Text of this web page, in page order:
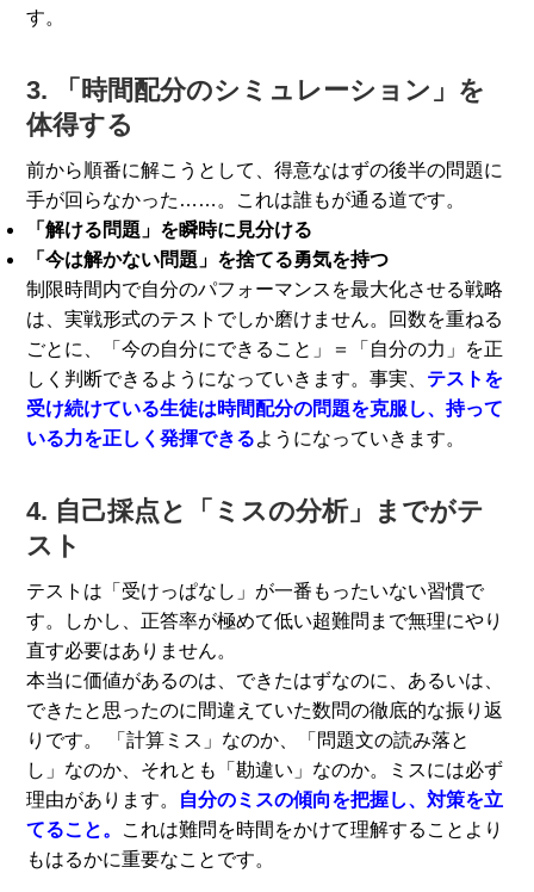
す。
3. 「時間配分のシミュレーション」を
体得する
前から順番に解こうとして、得意なはずの後半の問題に
手が回らなかった……。これは誰もが通る道です。
「解ける問題」を瞬時に見分ける
「今は解かない問題」を捨てる勇気を持つ
制限時間内で自分のパフォーマンスを最大化させる戦略
は、実戦形式のテストでしか磨けません。回数を重ねる
ごとに、「今の自分にできること」＝「自分の力」を正
しく判断できるようになっていきます。事実、 テストを
受け続けている生徒は時間配分の問題を克服し、持って
いる力を正しく発揮できるようになっていきます。
4. 自己採点と「ミスの分析」までがテ
スト
テストは「受けっぱなし」が一番もったいない習慣で
す。しかし、正答率が極めて低い超難問まで無理にやり
直す必要はありません。
本当に価値があるのは、できたはずなのに、あるいは、
できたと思ったのに間違えていた数問の徹底的な振り返
りです。 「計算ミス」なのか、「問題文の読み落と
し」なのか、それとも「勘違い」なのか。ミスには必ず
理由があります。 自分のミスの傾向を把握し、対策を立
てること。 これは難問を時間をかけて理解することより
もはるかに重要なことです。